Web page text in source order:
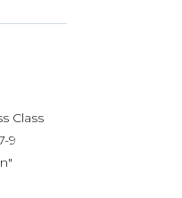
Class
9